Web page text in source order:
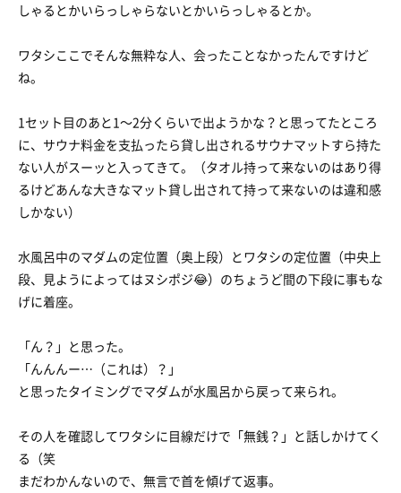
しゃるとかいらっしゃらないとかいらっしゃるとか。
ワタシここでそんな無粋な人、会ったことなかったんですけど
ね。
1セット目のあと1〜2分くらいで出ようかな？と思ってたところ
に、サウナ料金を支払ったら貸し出されるサウナマットすら持た
ない人がスーッと入ってきて。（タオル持って来ないのはあり得
るけどあんな大きなマット貸し出されて持って来ないのは違和感
しかない）
水風呂中のマダムの定位置（奥上段）とワタシの定位置（中央上
段、見ようによってはヌシポジ😂）のちょうど間の下段に事もな
げに着座。
「ん？」と思った。
「んんんー…（これは）？」
と思ったタイミングでマダムが水風呂から戻って来られ。
その人を確認してワタシに目線だけで「無銭？」と話しかけてく
る（笑
まだわかんないので、無言で首を傾げて返事。